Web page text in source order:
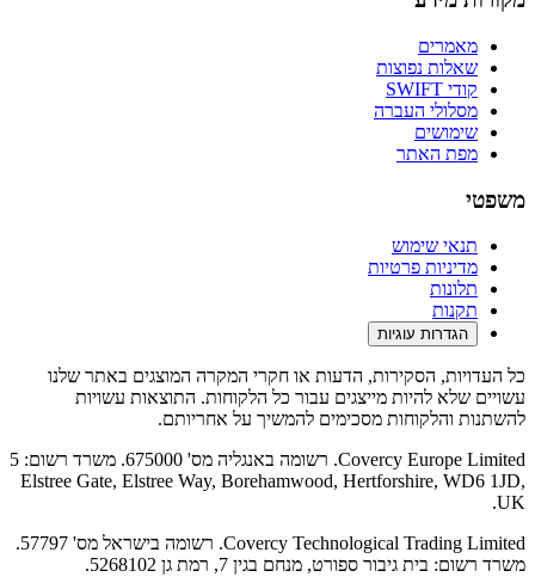
מאמרים
שאלות נפוצות
קודי SWIFT
מסלולי העברה
שימושים
מפת האתר
משפטי
תנאי שימוש
מדיניות פרטיות
תלונות
תקנות
הגדרות עוגיות
כל העדויות, הסקירות, הדעות או חקרי המקרה המוצגים באתר שלנו
עשויים שלא להיות מייצגים עבור כל הלקוחות. התוצאות עשויות
להשתנות והלקוחות מסכימים להמשיך על אחריותם.
Covercy Europe Limited. רשומה באנגליה מס' 675000. משרד רשום: 5
Elstree Gate, Elstree Way, Borehamwood, Hertforshire, WD6 1JD,
UK.
Covercy Technological Trading Limited. רשומה בישראל מס' 57797.
משרד רשום: בית גיבור ספורט, מנחם בגין 7, רמת גן 5268102.